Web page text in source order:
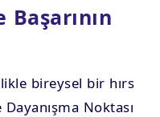
bireysel bir hırs
Noktası